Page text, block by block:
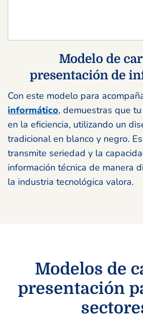
Modelo de
presentación de
Con este modelo para
informático, demuestras que
en la eficiencia, utilizando un
tradicional en blanco y negro.
transmite seriedad y la
información técnica de manera
la industria tecnológica valora.
Modelos de
presentación